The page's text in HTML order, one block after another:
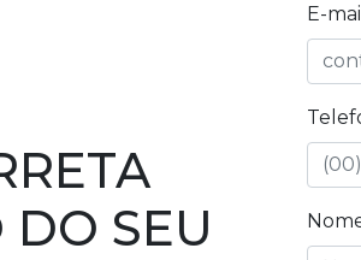
DO SEU
E-mail